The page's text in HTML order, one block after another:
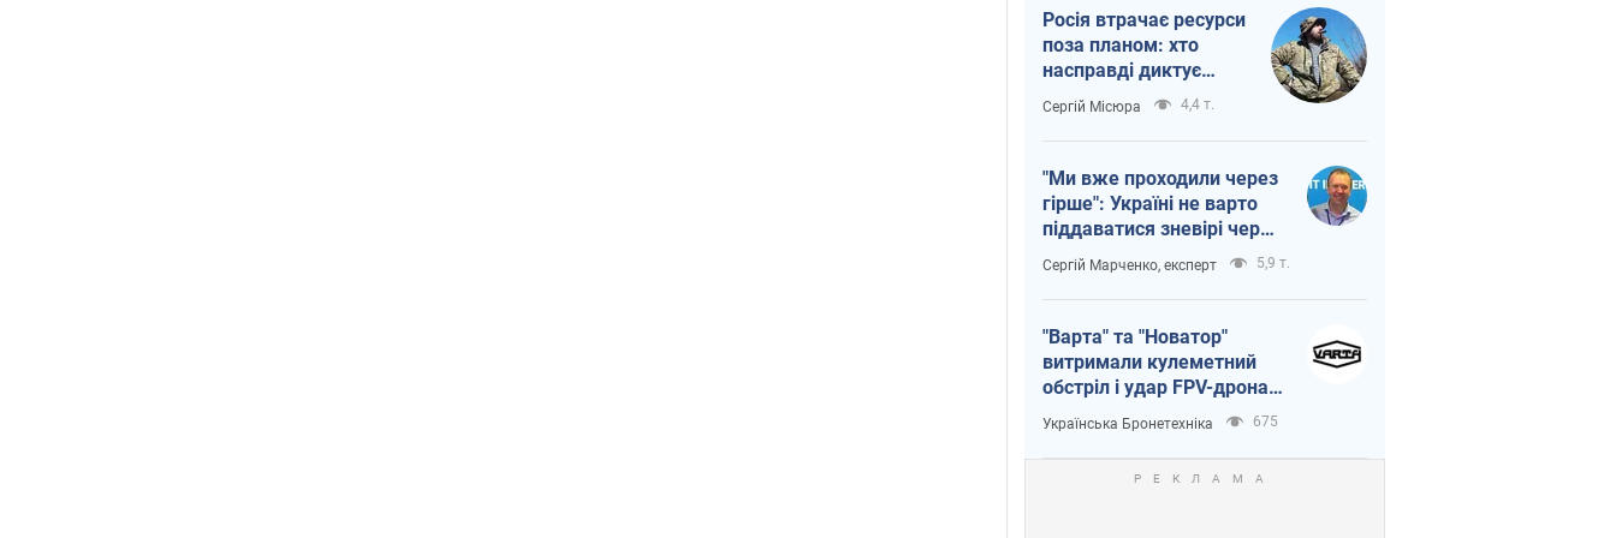
Росія втрачає ресурси
поза планом: хто
насправді диктує
темп війни
Сергій Місюра 4,4 т.
"Ми вже проходили через
гірше": Україні не варто
піддаватися зневірі через
ракетний терор
Сергій Марченко, експерт 5,9 т.
"Варта" та "Новатор"
витримали кулеметний
обстріл і удар FPV-дрона,
врятувавши життя
офіцеру ЗСУ
Українська Бронетехніка 675